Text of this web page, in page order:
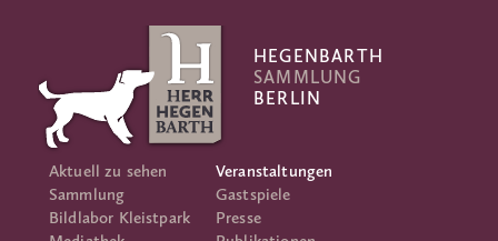
HEGENBARTH
SAMMLUNG
BERLIN
Aktuell zu sehen
Sammlung
Bildlabor Kleistpark
Veranstaltungen
Gastspiele
Presse